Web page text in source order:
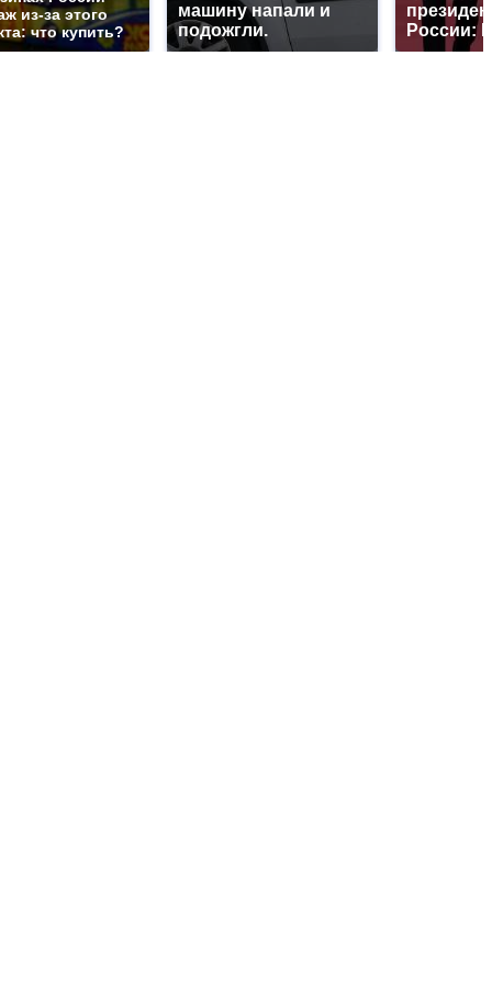
из-за этого
что купить?
машину напали и
подожгли.
России: